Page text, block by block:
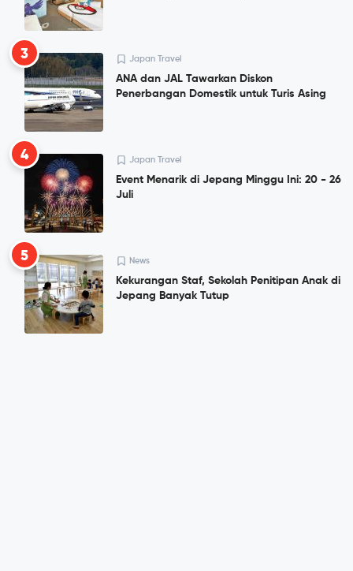
3 Japan Travel
ANA dan JAL Tawarkan Diskon
Penerbangan Domestik untuk Turis Asing
4 Japan Travel
Event Menarik di Jepang Minggu Ini: 20 - 26
Juli
5 News
Kekurangan Staf, Sekolah Penitipan Anak di
Jepang Banyak Tutup